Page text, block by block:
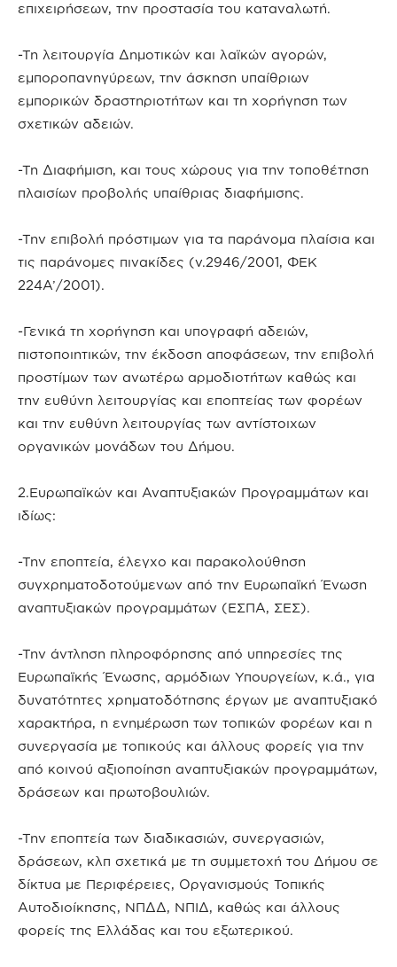
επιχειρήσεων, την προστασία του καταναλωτή.
-Τη λειτουργία Δημοτικών και λαϊκών αγορών,
εμποροπανηγύρεων, την άσκηση υπαίθριων
εμπορικών δραστηριοτήτων και τη χορήγηση των
σχετικών αδειών.
-Τη Διαφήμιση, και τους χώρους για την τοποθέτηση
πλαισίων προβολής υπαίθριας διαφήμισης.
-Την επιβολή πρόστιμων για τα παράνομα πλαίσια και
τις παράνομες πινακίδες (ν.2946/2001, ΦΕΚ
224Α’/2001).
-Γενικά τη χορήγηση και υπογραφή αδειών,
πιστοποιητικών, την έκδοση αποφάσεων, την επιβολή
προστίμων των ανωτέρω αρμοδιοτήτων καθώς και
την ευθύνη λειτουργίας και εποπτείας των φορέων
και την ευθύνη λειτουργίας των αντίστοιχων
οργανικών μονάδων του Δήμου.
2.Ευρωπαϊκών και Αναπτυξιακών Προγραμμάτων και
ιδίως:
-Την εποπτεία, έλεγχο και παρακολούθηση
συγχρηματοδοτούμενων από την Ευρωπαϊκή Ένωση
αναπτυξιακών προγραμμάτων (ΕΣΠΑ, ΣΕΣ).
-Την άντληση πληροφόρησης από υπηρεσίες της
Ευρωπαϊκής Ένωσης, αρμόδιων Υπουργείων, κ.ά., για
δυνατότητες χρηματοδότησης έργων με αναπτυξιακό
χαρακτήρα, η ενημέρωση των τοπικών φορέων και η
συνεργασία με τοπικούς και άλλους φορείς για την
από κοινού αξιοποίηση αναπτυξιακών προγραμμάτων,
δράσεων και πρωτοβουλιών.
-Την εποπτεία των διαδικασιών, συνεργασιών,
δράσεων, κλπ σχετικά με τη συμμετοχή του Δήμου σε
δίκτυα με Περιφέρειες, Οργανισμούς Τοπικής
Αυτοδιοίκησης, ΝΠΔΔ, ΝΠΙΔ, καθώς και άλλους
φορείς της Ελλάδας και του εξωτερικού.